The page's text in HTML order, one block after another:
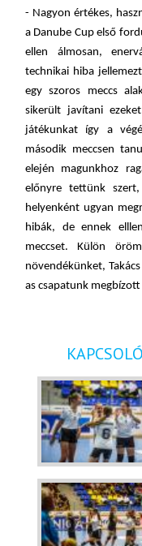
- Nagyon értékes,
a Danube Cup első
ellen álmosan,
technikai hiba
egy szoros meccs
sikerült javítani
játékunkat így a
második meccsen
elején magunkhoz
előnyre tettünk
helyenként ugyan
hibák, de ennek
meccset. Külön
növendékünket,
as csapatunk